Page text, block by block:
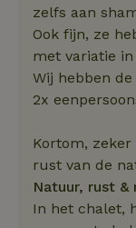
zelfs aan
Ook fijn, ze
met variatie in
Wij hebben
2x
Kortom,
rust van de
Natuur, rust &
In het chalet,